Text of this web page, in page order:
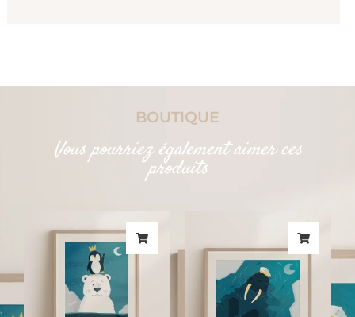
BOUTIQUE
Vous pourriez également aimer ces
produits